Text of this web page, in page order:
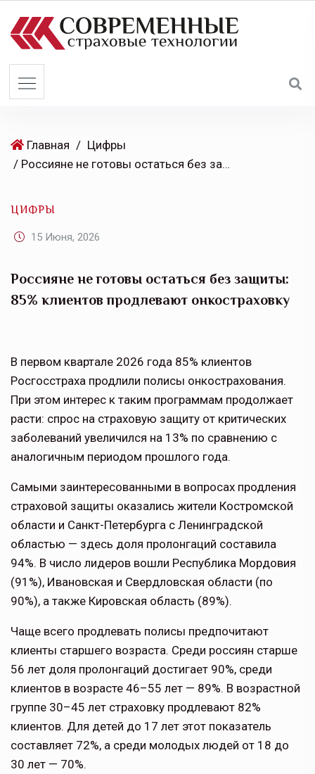
Главная / Цифры
/ Россияне не готовы остаться без защиты: 85% клиентов продлевают онкостраховку
ЦИФРЫ
15 Июня, 2026
Россияне не готовы остаться без защиты:
85% клиентов продлевают онкостраховку
В первом квартале 2026 года 85% клиентов
Росгосстраха продлили полисы онкострахования.
При этом интерес к таким программам продолжает
расти: спрос на страховую защиту от критических
заболеваний увеличился на 13% по сравнению с
аналогичным периодом прошлого года.
Самыми заинтересованными в вопросах продления
страховой защиты оказались жители Костромской
области и Санкт-Петербурга с Ленинградской
областью — здесь доля пролонгаций составила
94%. В число лидеров вошли Республика Мордовия
(91%), Ивановская и Свердловская области (по
90%), а также Кировская область (89%).
Чаще всего продлевать полисы предпочитают
клиенты старшего возраста. Среди россиян старше
56 лет доля пролонгаций достигает 90%, среди
клиентов в возрасте 46–55 лет — 89%. В возрастной
группе 30–45 лет страховку продлевают 82%
клиентов. Для детей до 17 лет этот показатель
составляет 72%, а среди молодых людей от 18 до
30 лет — 70%.